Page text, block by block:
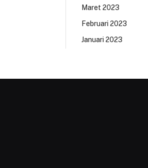
Maret 2023
Februari 2023
Januari 2023